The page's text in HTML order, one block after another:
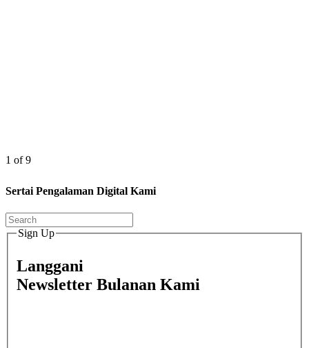
1 of 9
Sertai Pengalaman Digital Kami
Sign Up
Langgani
Newsletter Bulanan Kami